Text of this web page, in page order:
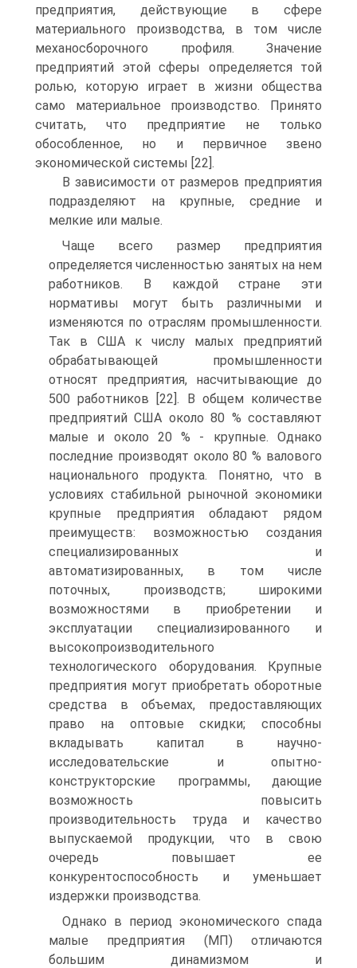
предприятия, действующие в сфере
материального производства, в том числе
механосборочного профиля. Значение
предприятий этой сферы определяется той
ролью, которую играет в жизни общества
само материальное производство. Принято
считать, что предприятие не только
обособленное, но и первичное звено
экономической системы [22].
В зависимости от размеров предприятия
подразделяют на крупные, средние и
мелкие или малые.
Чаще всего размер предприятия
определяется численностью занятых на нем
работников. В каждой стране эти
нормативы могут быть различными и
изменяются по отраслям промышленности.
Так в США к числу малых предприятий
обрабатывающей промышленности
относят предприятия, насчитывающие до
500 работников [22]. В общем количестве
предприятий США около 80 % составляют
малые и около 20 % - крупные. Однако
последние производят около 80 % валового
национального продукта. Понятно, что в
условиях стабильной рыночной экономики
крупные предприятия обладают рядом
преимуществ: возможностью создания
специализированных и
автоматизированных, в том числе
поточных, производств; широкими
возможностями в приобретении и
эксплуатации специализированного и
высокопроизводительного
технологического оборудования. Крупные
предприятия могут приобретать оборотные
средства в объемах, предоставляющих
право на оптовые скидки; способны
вкладывать капитал в научно-
исследовательские и опытно-
конструкторские программы, дающие
возможность повысить
производительность труда и качество
выпускаемой продукции, что в свою
очередь повышает ее
конкурентоспособность и уменьшает
издержки производства.
Однако в период экономического спада
малые предприятия (МП) отличаются
большим динамизмом и